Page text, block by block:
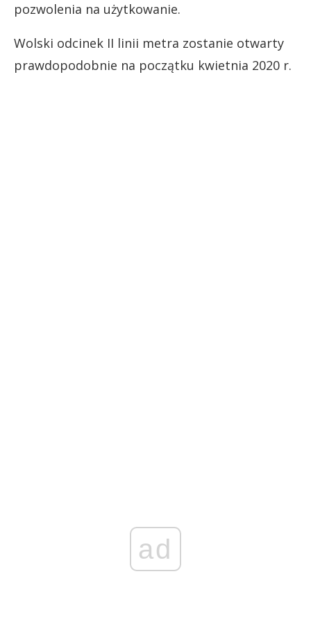
pozwolenia na użytkowanie.
Wolski odcinek II linii metra zostanie otwarty
prawdopodobnie na początku kwietnia 2020 r.
ad